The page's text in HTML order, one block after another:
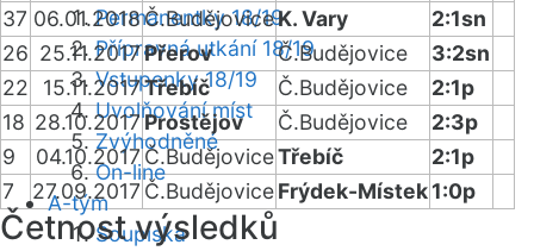
Permanentky 18/19
Přípravná utkání 18/19
Vstupenky 18/19
Uvolňování míst
Zvýhodněné
On-line
A-tým
Soupiska
37 06.01.2018Č.BudějoviceK. Vary
2:1sn
26 25.11.2017Přerov Č.Budějovice
3:2sn
22
15.11.2017Třebíč Č.Budějovice
2:1p
18 28.10.2017 Prostějov Č.Budějovice
2:3p
9
04.10.2017 Č.BudějoviceTřebíč
2:1p
7
27.09.2017 Č.BudějoviceFrýdek-Místek1:0p
Četnost výsledků